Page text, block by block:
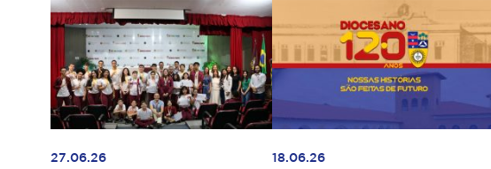
27.06.26 18.06.26